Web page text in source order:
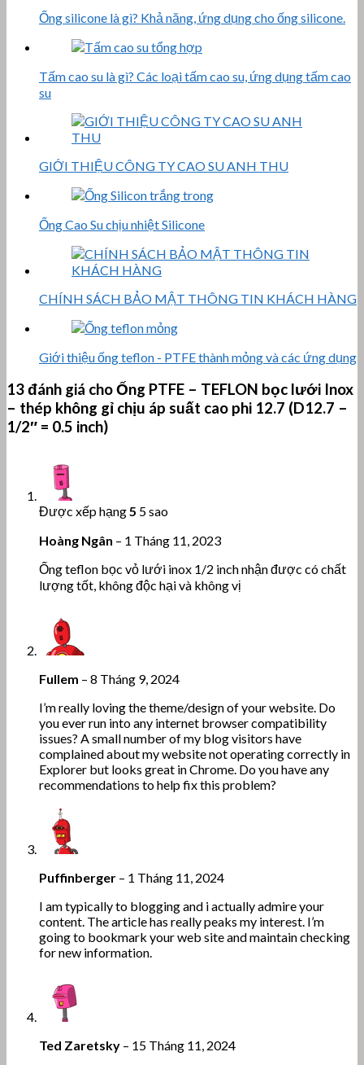
Ống silicone là gì? Khả năng, ứng dụng cho ống silicone.
Tấm cao su là gì? Các loại tấm cao su, ứng dụng tấm cao
su
GIỚI THIỆU CÔNG TY CAO SU ANH THU
Ống Cao Su chịu nhiệt Silicone
CHÍNH SÁCH BẢO MẬT THÔNG TIN KHÁCH HÀNG
Giới thiệu ống teflon - PTFE thành mỏng và các ứng dụng
13 đánh giá choỐng PTFE – TEFLON bọc lưới Inox
– thép không gỉ chịu áp suất cao phi 12.7 (D12.7 –
1/2″ = 0.5 inch)
Được xếp hạng5 5 sao
Hoàng Ngân – 1 Tháng 11, 2023
Ống teflon bọc vỏ lưới inox 1/2 inch nhận được có chất
lượng tốt, không độc hại và không vị
Fullem – 8 Tháng 9, 2024
I’m really loving the theme/design of your website. Do
you ever run into any internet browser compatibility
issues? A small number of my blog visitors have
complained about my website not operating correctly in
Explorer but looks great in Chrome. Do you have any
recommendations to help fix this problem?
Puffinberger – 1 Tháng 11, 2024
I am typically to blogging and i actually admire your
content. The article has really peaks my interest. I’m
going to bookmark your web site and maintain checking
for new information.
Ted Zaretsky – 15 Tháng 11, 2024